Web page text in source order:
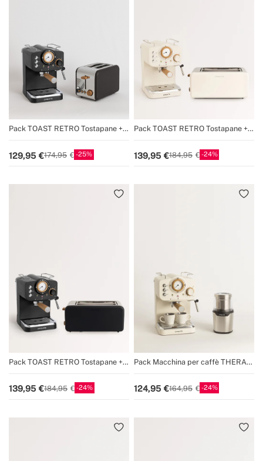
Pack TOAST RETRO Tostapane +
129,95 174,95 25
Pack TOAST RETRO Tostapane +
139,95 184,95 24
Pack TOAST RETRO Tostapane +
139,95 184,95 24
Pack Macchina per caffè THERA
124,95 164,95 24